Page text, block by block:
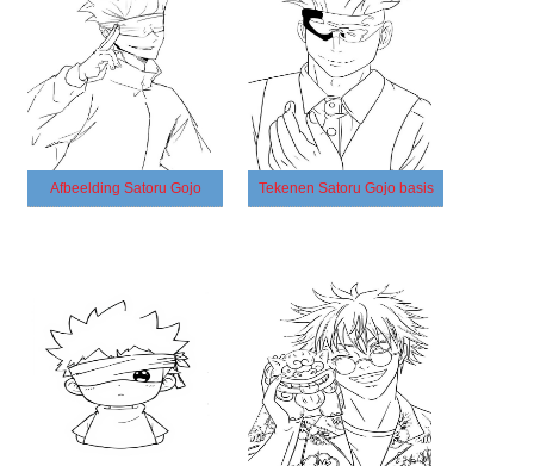
Afbeelding Satoru Gojo Tekenen Satoru Gojo basis